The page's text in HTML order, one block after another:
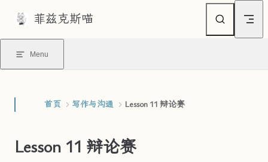
Skip to content
菲兹克斯喵
Menu
首页 写作与沟通 Lesson 11 辩论赛
Lesson 11 辩论赛